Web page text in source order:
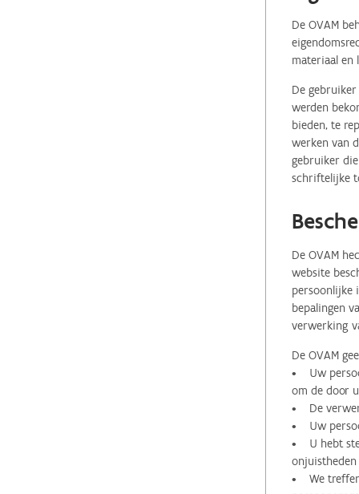
De OVAM
materiaal en
De
werden
bieden, te
werken van
gebruiker
schriftelijke
De OVAM
website
persoonlijke
bepalingen
verwerking
De OVAM
• Uw
om de door
• De
• Uw
• U hebt
onjuistheden
• We treffen